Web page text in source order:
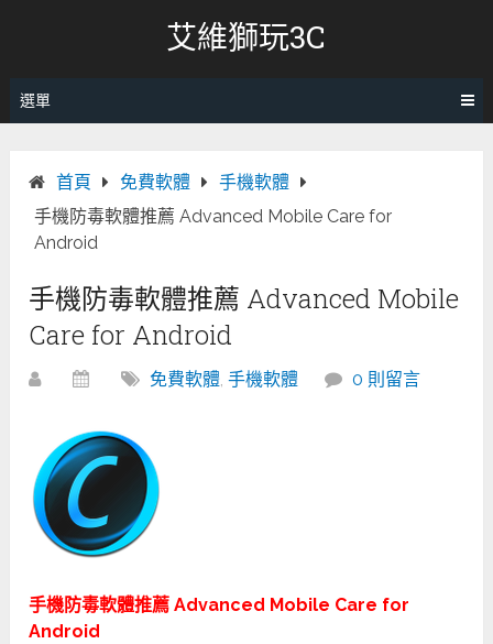
艾維獅玩3C
選單
首頁 免費軟體
手機軟體
手機防毒軟體推薦 Advanced Mobile Care for
Android
手機防毒軟體推薦 Advanced Mobile
Care for Android
免費軟體,手機軟體 0 則留言
手機防毒軟體推薦 Advanced Mobile Care for
Android